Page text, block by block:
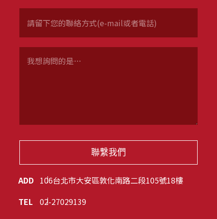
聯繫我們
ADD 106台北市大安區敦化南路二段105號18樓
TEL
02-27029139